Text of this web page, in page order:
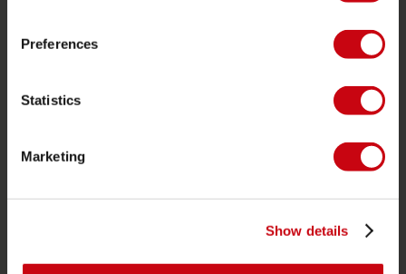
Preferences
Statistics
Marketing
Show details
Kleding & schoenen
Boating accessoires
Tassen
Leisure